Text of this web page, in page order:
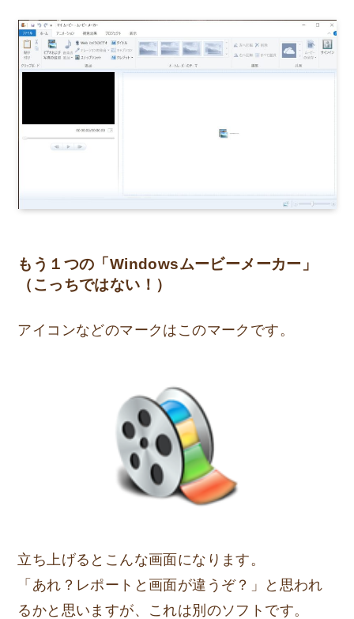
もう１つの「Windowsムービーメーカー」
（こっちではない！）
アイコンなどのマークはこのマークです。
立ち上げるとこんな画面になります。
「あれ？レポートと画面が違うぞ？」と思われ
るかと思いますが、これは別のソフトです。